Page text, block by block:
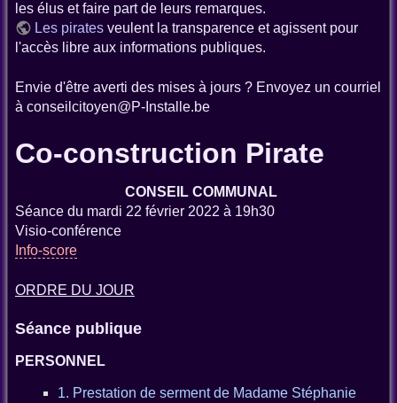
les élus et faire part de leurs remarques.
Les pirates veulent la transparence et agissent pour
l'accès libre aux informations publiques.
Envie d'être averti des mises à jours ? Envoyez un courriel
à conseilcitoyen@P-Installe.be
Co-construction Pirate
CONSEIL COMMUNAL
Séance du mardi 22 février 2022 à 19h30
Visio-conférence
Info-score
ORDRE DU JOUR
Séance publique
PERSONNEL
1. Prestation de serment de Madame Stéphanie